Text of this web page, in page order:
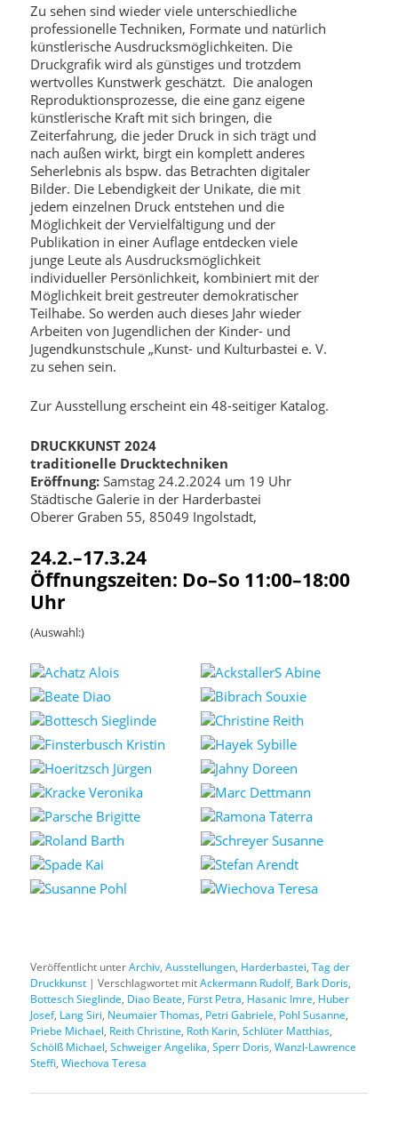
Zu sehen sind wieder viele unterschiedliche
professionelle Techniken, Formate und natürlich
künstlerische Ausdrucksmöglichkeiten. Die
Druckgrafik wird als günstiges und trotzdem
wertvolles Kunstwerk geschätzt. Die analogen
Reproduktionsprozesse, die eine ganz eigene
künstlerische Kraft mit sich bringen, die
Zeiterfahrung, die jeder Druck in sich trägt und
nach außen wirkt, birgt ein komplett anderes
Seherlebnis als bspw. das Betrachten digitaler
Bilder. Die Lebendigkeit der Unikate, die mit
jedem einzelnen Druck entstehen und die
Möglichkeit der Vervielfältigung und der
Publikation in einer Auflage entdecken viele
junge Leute als Ausdrucksmöglichkeit
individueller Persönlichkeit, kombiniert mit der
Möglichkeit breit gestreuter demokratischer
Teilhabe. So werden auch dieses Jahr wieder
Arbeiten von Jugendlichen der Kinder- und
Jugendkunstschule „Kunst- und Kulturbastei e. V.
zu sehen sein.
Zur Ausstellung erscheint ein 48-seitiger Katalog.
DRUCKKUNST 2024
traditionelle Drucktechniken
Eröffnung: Samstag 24.2.2024 um 19 Uhr
Städtische Galerie in der Harderbastei
Oberer Graben 55, 85049 Ingolstadt,
24.2.–17.3.24
Öffnungszeiten: Do–So 11:00–18:00
Uhr
(Auswahl:)
Veröffentlicht unterArchiv,Ausstellungen, Harderbastei,Tag der
Druckkunst |Verschlagwortet mitAckermann Rudolf, Bark Doris,
Bottesch Sieglinde, Diao Beate, Fürst Petra, Hasanic Imre, Huber
Josef, Lang Siri, Neumaier Thomas, Petri Gabriele, Pohl Susanne,
Priebe Michael, Reith Christine, Roth Karin,Schlüter Matthias,
Schölß Michael,Schweiger Angelika,Sperr Doris,Wanzl-Lawrence
Steffi,Wiechova Teresa